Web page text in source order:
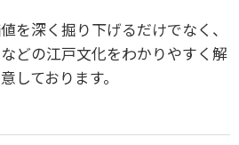
を深く掘り下げるだけでなく、
どの江戸文化をわかりやすく解
しております。